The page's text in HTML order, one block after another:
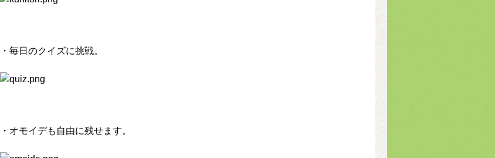
・毎日のクイズに挑戦。
・オモイデも自由に残せます。